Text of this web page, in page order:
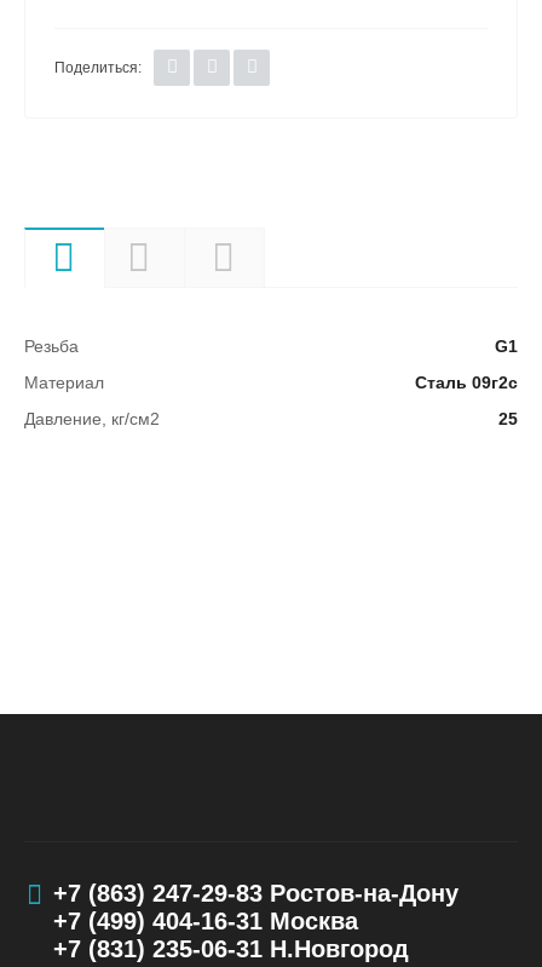
Поделиться:
Резьба
G1
Материал
Сталь 09г2с
Давление, кг/см2
25
+7 (863) 247-29-83Ростов-на-Дону
+7 (499) 404-16-31Москва
+7 (831) 235-06-31Н.Новгород